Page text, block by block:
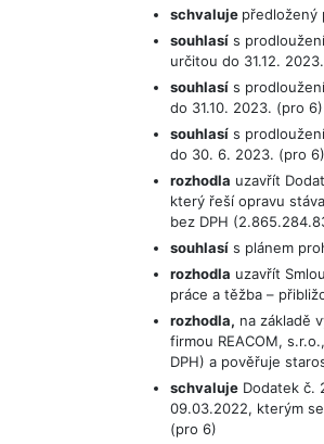
schvaluje předložený
souhlasí s
určitou do 31.12.
souhlasí s
do 31.10. 2023. (pro 6)
souhlasí s
do 30. 6. 2023. (pro 6)
rozhodla uzavřít
který řeší opravu
bez DPH
souhlasí s plánem
rozhodla uzavřít
práce a těžba –
rozhodla, na základě
firmou REACOM,
DPH) a pověřuje
schvaluje Dodatek č.
09.03.2022, kterým
(pro 6)